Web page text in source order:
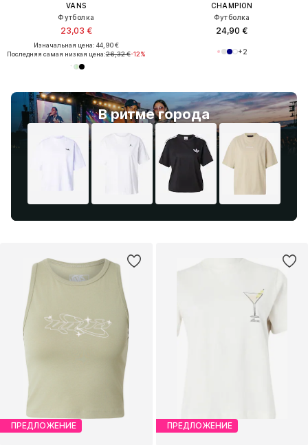
VANS
Футболка
23,03 €
Изначальная цена: 44,90 €
Последняя самая низкая цена:26,32 €-12%
В ритме города
CHAMPION
Футболка
24,90 €
+2
ПРЕДЛОЖЕНИЕ ПРЕДЛОЖЕНИЕ